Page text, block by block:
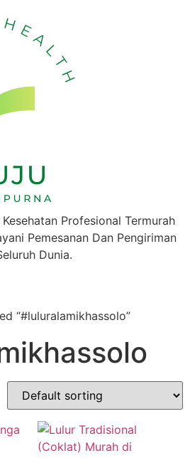
Profesional Termurah
Pemesanan Dan Pengiriman
Dunia.
“#luluralamikhassolo”